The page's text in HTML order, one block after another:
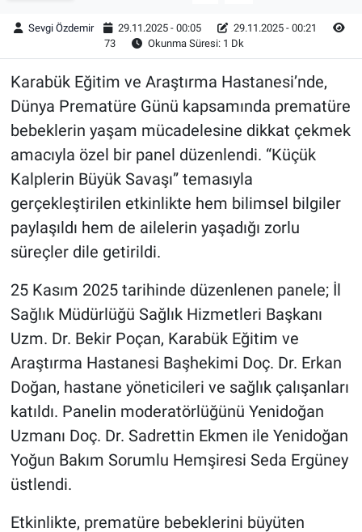
Sevgi Özdemir 29.11.2025 - 00:05
29.11.2025 - 00:21
73
Okunma Süresi: 1 Dk
Karabük Eğitim ve Araştırma Hastanesi’nde,
Dünya Prematüre Günü kapsamında prematüre
bebeklerin yaşam mücadelesine dikkat çekmek
amacıyla özel bir panel düzenlendi. “Küçük
Kalplerin Büyük Savaşı” temasıyla
gerçekleştirilen etkinlikte hem bilimsel bilgiler
paylaşıldı hem de ailelerin yaşadığı zorlu
süreçler dile getirildi.
25 Kasım 2025 tarihinde düzenlenen panele; İl
Sağlık Müdürlüğü Sağlık Hizmetleri Başkanı
Uzm. Dr. Bekir Poçan, Karabük Eğitim ve
Araştırma Hastanesi Başhekimi Doç. Dr. Erkan
Doğan, hastane yöneticileri ve sağlık çalışanları
katıldı. Panelin moderatörlüğünü Yenidoğan
Uzmanı Doç. Dr. Sadrettin Ekmen ile Yenidoğan
Yoğun Bakım Sorumlu Hemşiresi Seda Ergüney
üstlendi.
Etkinlikte, prematüre bebeklerini büyüten